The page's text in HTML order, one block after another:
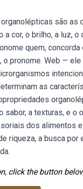
são
cor, o brilho, a luz,
quem,
pronome. Web —
as
a texturas, e o
dos alimentos e
riqueza, a busca
click the button